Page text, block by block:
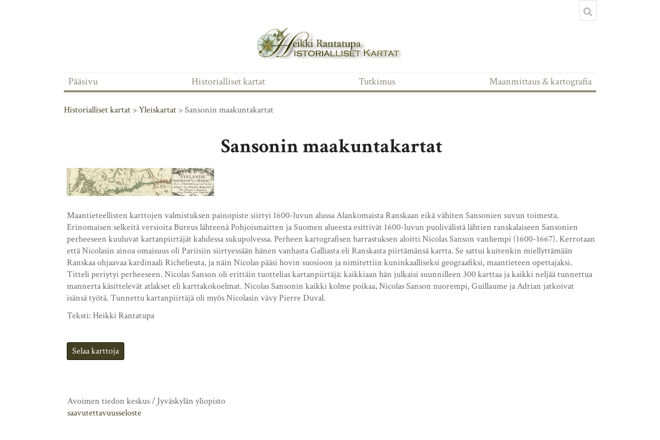
Pääsivu Historialliset kartat Tutkimus Maanmittaus & kartografia
Historialliset kartat >Yleiskartat > Sansonin maakuntakartat
Sansonin maakuntakartat
Maantieteellisten karttojen valmistuksen painopiste siirtyi 1600-luvun alussa Alankomaista Ranskaan eikä vähiten Sansonien suvun toimesta.
Erinomaisen selkeitä versioita Bureus lähteenä Pohjoismaitten ja Suomen alueesta esittivät 1600-luvun puolivälistä lähtien ranskalaiseen Sansonien
perheeseen kuuluvat kartanpiirtäjät kahdessa sukupolvessa. Perheen kartografisen harrastuksen aloitti Nicolas Sanson vanhempi (1600-1667). Kerrotaan
että Nicolasin ainoa omaisuus oli Pariisiin siirtyessään hänen vanhasta Galliasta eli Ranskasta piirtämänsä kartta. Se sattui kuitenkin miellyttämään
Ranskaa ohjaavaa kardinaali Richelieuta, ja näin Nicolas pääsi hovin suosioon ja nimitettiin kuninkaalliseksi geograafiksi, maantieteen opettajaksi.
Titteli periytyi perheeseen. Nicolas Sanson oli erittäin tuottelias kartanpiirtäjä: kaikkiaan hän julkaisi suunnilleen 300 karttaa ja kaikki neljää tunnettua
mannerta käsittelevät atlakset eli karttakokoelmat. Nicolas Sansonin kaikki kolme poikaa, Nicolas Sanson nuorempi, Guillaume ja Adrian jatkoivat
isänsä työtä. Tunnettu kartanpiirtäjä oli myös Nicolasin vävy Pierre Duval.
Teksti: Heikki Rantatupa
Selaa karttoja
Avoimen tiedon keskus / Jyväskylän yliopisto
saavutettavuusseloste